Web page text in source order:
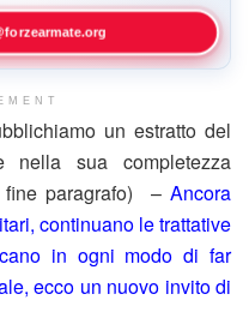
un estratto del
nella sua completezza
paragrafo) – Ancora
continuano le trattative
in ogni modo di far
ecco un nuovo invito di